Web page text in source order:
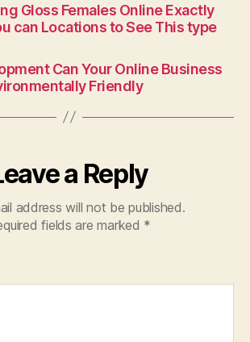
Gloss Females Online Exactly
can Locations to See This type
Can Your Online Business
Friendly
a Reply
address will not be published.
fields are marked *